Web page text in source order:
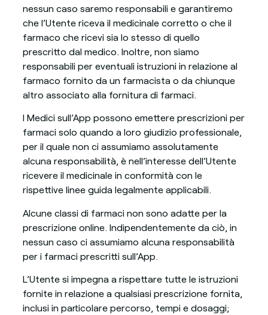
nessun caso saremo responsabili e garantiremo
che l’Utente riceva il medicinale corretto o che il
farmaco che ricevi sia lo stesso di quello
prescritto dal medico. Inoltre, non siamo
responsabili per eventuali istruzioni in relazione al
farmaco fornito da un farmacista o da chiunque
altro associato alla fornitura di farmaci.
I Medici sull’App possono emettere prescrizioni per
farmaci solo quando a loro giudizio professionale,
per il quale non ci assumiamo assolutamente
alcuna responsabilità, è nell’interesse dell’Utente
ricevere il medicinale in conformità con le
rispettive linee guida legalmente applicabili.
Alcune classi di farmaci non sono adatte per la
prescrizione online. Indipendentemente da ciò, in
nessun caso ci assumiamo alcuna responsabilità
per i farmaci prescritti sull’App.
L’Utente si impegna a rispettare tutte le istruzioni
fornite in relazione a qualsiasi prescrizione fornita,
inclusi in particolare percorso, tempi e dosaggi;